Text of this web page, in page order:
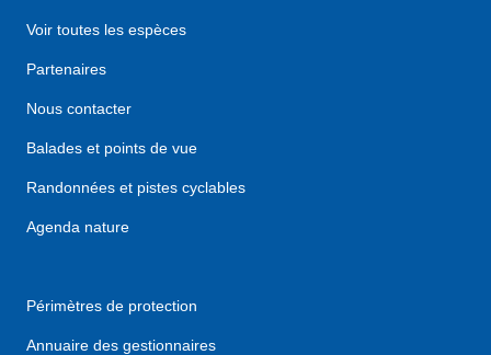
Voir toutes les espèces
Partenaires
Nous contacter
Balades et points de vue
Randonnées et pistes cyclables
Agenda nature
Périmètres de protection
Annuaire des gestionnaires